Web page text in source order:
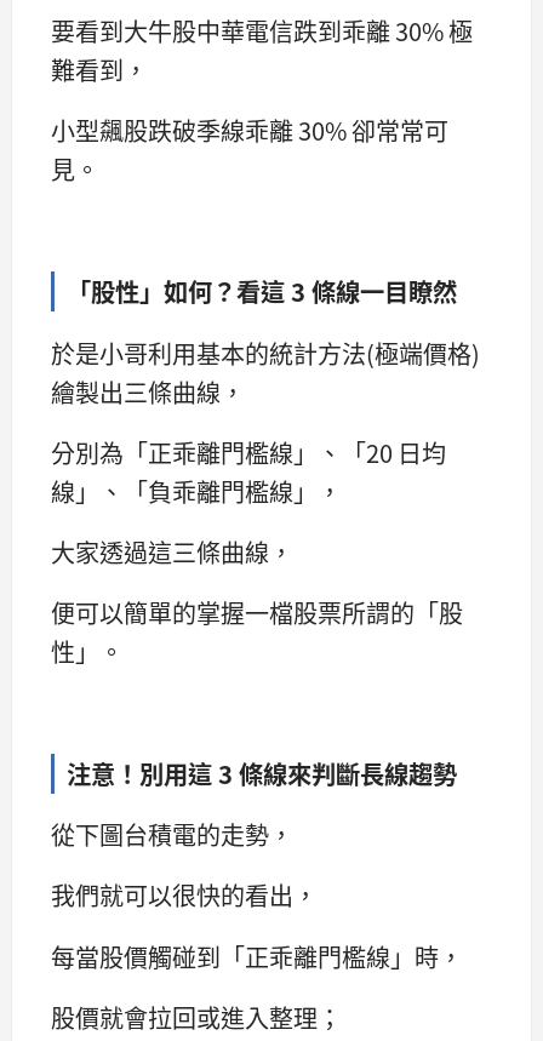
要看到大牛股中華電信跌到乖離 30% 極
難看到，
小型飆股跌破季線乖離 30% 卻常常可
見。
「股性」如何？看這 3 條線一目瞭然
於是小哥利用基本的統計方法(極端價格)
繪製出三條曲線，
分別為「正乖離門檻線」、「20 日均
線」、「負乖離門檻線」，
大家透過這三條曲線，
便可以簡單的掌握一檔股票所謂的「股
性」。
注意！別用這 3 條線來判斷長線趨勢
從下圖台積電的走勢，
我們就可以很快的看出，
每當股價觸碰到「正乖離門檻線」時，
股價就會拉回或進入整理；